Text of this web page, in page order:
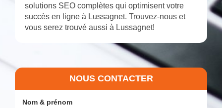
solutions SEO complètes qui optimisent votre
succès en ligne à Lussagnet. Trouvez-nous et
vous serez trouvé aussi à Lussagnet!
NOUS CONTACTER
Nom & prénom